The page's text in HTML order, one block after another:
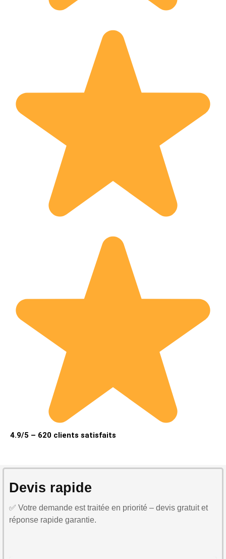
4.9/5 – 620 clients satisfaits
Devis rapide
✅ Votre demande est traitée en priorité – devis gratuit et
réponse rapide garantie.